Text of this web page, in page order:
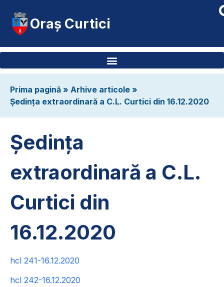
Oraș Curtici
Prima pagină » Arhive articole »
Ședința extraordinară a C.L. Curtici din 16.12.2020
Ședința
extraordinară a C.L.
Curtici din
16.12.2020
hcl 241-16.12.2020
hcl 242-16.12.2020